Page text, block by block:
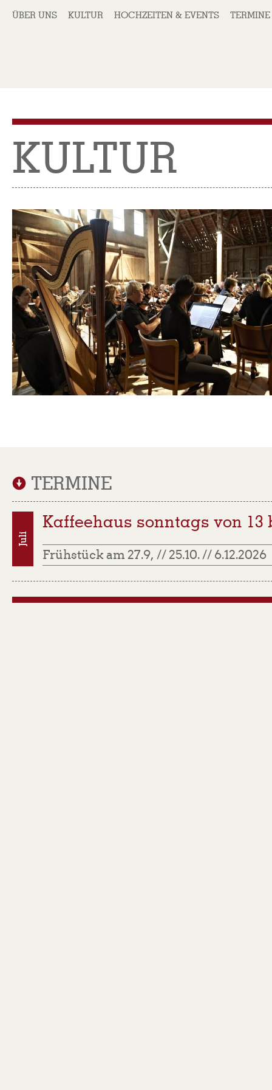
ÜBER UNS KULTUR HOCHZEITEN & EVENTS TERMINE
KULTUR
TERMINE
Kaffeehaus sonntags von 13
Frühstück am 27.9, // 25.10. // 6.12.2026